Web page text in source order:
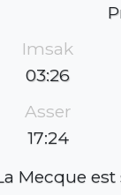
Imsak
03:26
Asser
17:24
Mecque